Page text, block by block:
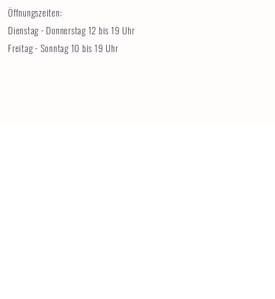
Öffnungszeiten:
Dienstag - Donnerstag 12 bis 19 Uhr
Freitag - Sonntag 10 bis 19 Uhr